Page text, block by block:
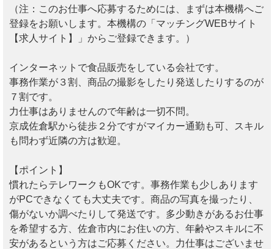
（注：このお仕事へ応募するためには、まずは本機構へご
登録をお願いします。本機構の「マッチングWEBサイト
【求人サイト】」からご登録できます。）
インターネットで食品販売をしている会社です。
事務作業が３割、商品の撮影をしたり発送したりするのが
７割です。
力仕事はありませんので年齢は一切不問。
京成佐倉駅から徒歩２分ですがマイカー通勤も可、スキル
も問わず近隣の方は歓迎。
【ポイント】
慣れたらテレワークもOKです。事務作業も少しあります
がPCできなくても大丈夫です。商品の写真を撮ったり、
傷がないか調べたりして発送です。多少動きがあるお仕事
を希望する方、佐倉市内にお住いの方、年齢やスキルに不
安があるという方はご応募ください。力仕事はございませ